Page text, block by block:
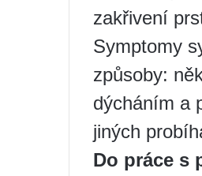
zakřivení
Symptomy
způsoby:
dýcháním a
jiných
Do práce s